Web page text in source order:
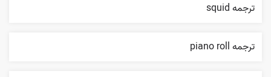
ترجمه squid
ترجمه piano roll